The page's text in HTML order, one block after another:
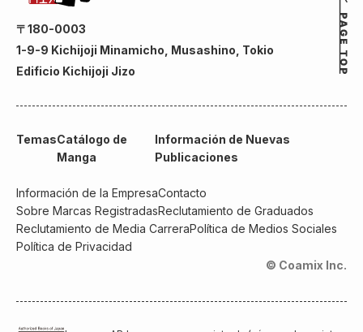
〒180-0003
1-9-9 Kichijoji Minamicho, Musashino, Tokio
Edificio Kichijoji Jizo
TemasCatálogo de
Manga
Información de Nuevas
Publicaciones
Información de la EmpresaContacto
Sobre Marcas RegistradasReclutamiento de Graduados
Reclutamiento de Media CarreraPolítica de Medios Sociales
Política de Privacidad
© Coamix Inc.